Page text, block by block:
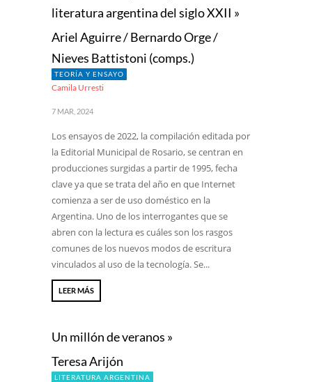
literatura argentina del siglo XXII »
Ariel Aguirre / Bernardo Orge /
Nieves Battistoni (comps.)
TEORÍA Y ENSAYO
Camila Urresti
7 MAR, 2024
Los ensayos de 2022, la compilación editada por
la Editorial Municipal de Rosario, se centran en
producciones surgidas a partir de 1995, fecha
clave ya que se trata del año en que Internet
comienza a ser de uso doméstico en la
Argentina. Uno de los interrogantes que se
abren con la lectura es cuáles son los rasgos
comunes de los nuevos modos de escritura
vinculados al uso de la tecnología. Se...
LEER MÁS
Un millón de veranos »
Teresa Arijón
LITERATURA ARGENTINA